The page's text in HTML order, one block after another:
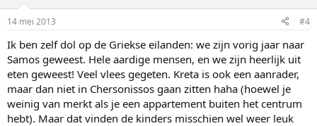
14 mei 2013 #4
Ik ben zelf dol op de Griekse eilanden: we zijn vorig jaar naar
Samos geweest. Hele aardige mensen, en we zijn heerlijk uit
eten geweest! Veel vlees gegeten. Kreta is ook een aanrader,
maar dan niet in Chersonissos gaan zitten haha (hoewel je
weinig van merkt als je een appartement buiten het centrum
hebt). Maar dat vinden de kinders misschien wel weer leuk